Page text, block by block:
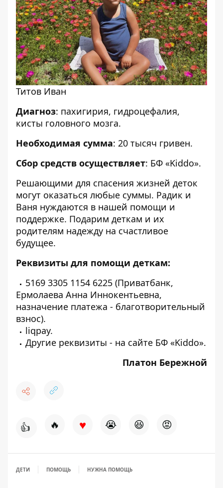
Титов Иван
Диагноз: пахигирия, гидроцефалия,
кисты головного мозга.
Необходимая сумма: 20 тысяч гривен.
Сбор средств осуществляет: БФ «Kiddo».
Решающими для спасения жизней деток
могут оказаться любые суммы. Радик и
Ваня нуждаются в нашей помощи и
поддержке. Подарим деткам и их
родителям надежду на счастливое
будущее.
Реквизиты для помощи деткам:
5169 3305 1154 6225 (Приватбанк,
Ермолаева Анна Иннокентьевна,
назначение платежа - благотворительный
взнос).
liqpay.
Другие реквизиты - на сайте БФ «Kiddo».
Платон Бережной
👍 🔥 ♥ 😭 😆 😡
ДЕТИ ПОМОЩЬ НУЖНА ПОМОЩЬ